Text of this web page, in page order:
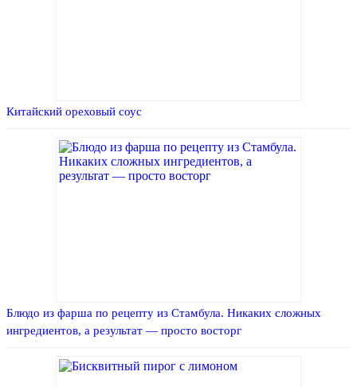
Китайский ореховый соус
Блюдо из фарша по рецепту из Стамбула. Никаких сложных
ингредиентов, а результат — просто восторг